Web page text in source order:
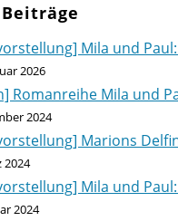
Mila und
2026
Romanreihe Mila und
2024
Marions
2024
Mila und
2024